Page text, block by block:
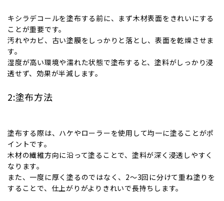
キシラデコールを塗布する前に、まず木材表面をきれいにする
ことが重要です。
汚れやカビ、古い塗膜をしっかりと落とし、表面を乾燥させま
す。
湿度が高い環境や濡れた状態で塗布すると、塗料がしっかり浸
透せず、効果が半減します。
2:塗布方法
塗布する際は、ハケやローラーを使用して均一に塗ることがポ
イントです。
木材の繊維方向に沿って塗ることで、塗料が深く浸透しやすく
なります。
また、一度に厚く塗るのではなく、2〜3回に分けて重ね塗りを
することで、仕上がりがよりきれいで長持ちします。